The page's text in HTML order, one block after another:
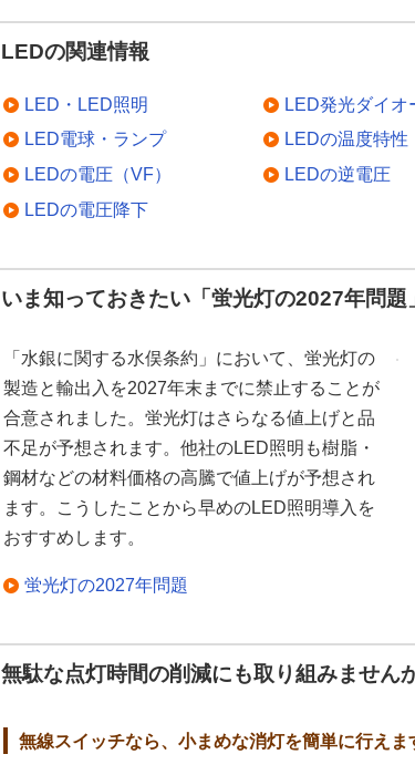
LEDの関連情報
LED・LED照明
LED電球・ランプ
LEDの電圧（VF）
LEDの電圧降下
LED発光ダイオ
LEDの温度特性
LEDの逆電圧
いま知っておきたい「蛍光灯の2027年問
「水銀に関する水俣条約」において、蛍光灯の
製造と輸出入を2027年末までに禁止することが
合意されました。蛍光灯はさらなる値上げと品
不足が予想されます。他社のLED照明も樹脂・
鋼材などの材料価格の高騰で値上げが予想され
ます。こうしたことから早めのLED照明導入を
おすすめします。
蛍光灯の2027年問題
無駄な点灯時間の削減にも取り組みません
無線スイッチなら、小まめな消灯を簡単に行えま